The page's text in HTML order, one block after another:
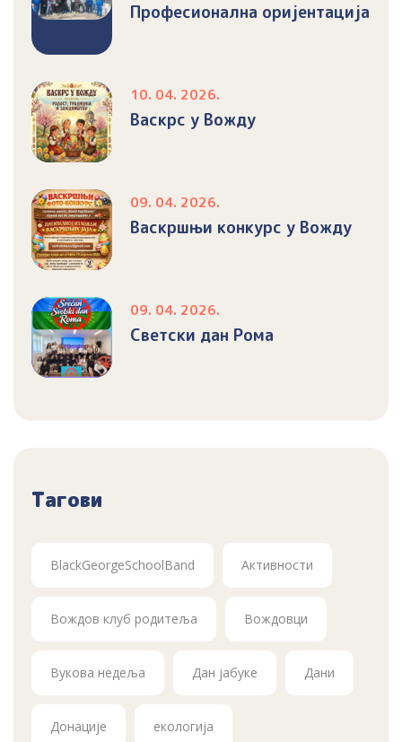
Професионална оријентација
10. 04. 2026.
Васкрс у Вожду
09. 04. 2026.
Васкршњи конкурс у Вожду
09. 04. 2026.
Светски дан Рома
Тагови
BlackGeorgeSchoolBand Активности
Вождов клуб родитеља Вождовци
Вукова недеља Дан јабуке Дани
Донације екологија